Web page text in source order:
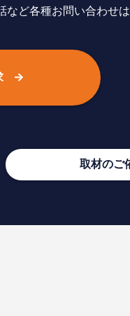
など各種お問い合わせ
取材のご